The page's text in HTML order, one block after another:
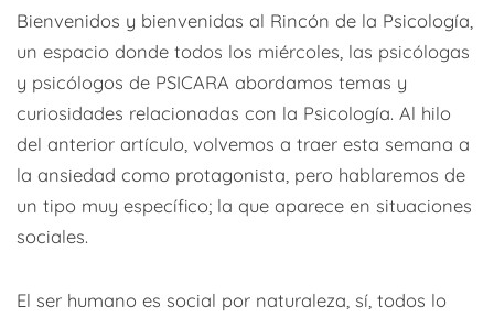
Bienvenidos y bienvenidas al Rincón de la Psicología,
un espacio donde todos los miércoles, las psicólogas
y psicólogos de PSICARA abordamos temas y
curiosidades relacionadas con la Psicología. Al hilo
del anterior artículo, volvemos a traer esta semana a
la ansiedad como protagonista, pero hablaremos de
un tipo muy específico; la que aparece en situaciones
sociales.
El ser humano es social por naturaleza, sí, todos lo